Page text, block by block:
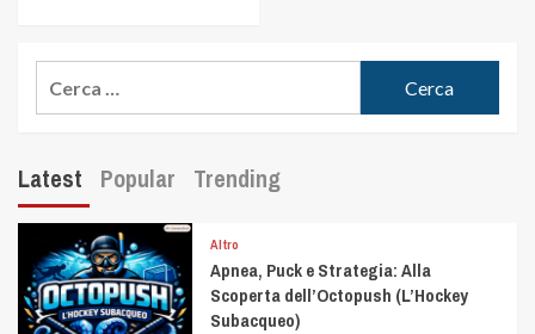
Latest Popular Trending
Altro
Apnea, Puck e Strategia: Alla
Scoperta dell’Octopush (L’Hockey
Subacqueo)